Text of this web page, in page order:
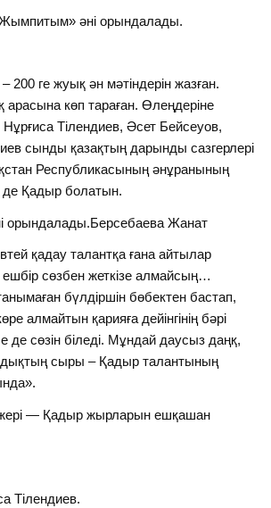
әні орындалады.
ге жуық ән мәтіндерін жазған.
көп тараған. Өлеңдеріне
Тілендиев, Әсет Бейсеуов,
сынды қазақтың дарынды сазгерлері
Республикасының әнұранының
де Қадыр болатын.
орындалады.Берсебаева Жанат
қадау талантқа ғана айтылар
сөзбен жеткізе алмайсың…
бүлдіршін бөбектен бастап,
көре алмайтын қарияға дейінгінің бәрі
де сөзін біледі. Мұндай даусыз даңқ,
сыры – Қадыр талантының
— Қадыр жырларын ешқашан
Тілендиев.